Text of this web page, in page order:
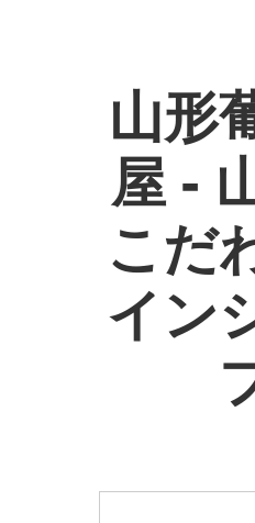
山形
屋 -
こだ
イン